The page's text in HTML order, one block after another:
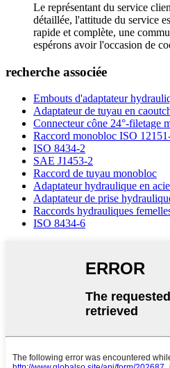
Le représentant du service
détaillée, l'attitude du service
rapide et complète, une
espérons avoir l'occasion de
recherche associée
Embouts d'adaptateur
Adaptateur de tuyau en
Connecteur cône 24°-filetage
Raccord monobloc ISO
ISO 8434-2
SAE J1453-2
Raccord de tuyau monobloc
Adaptateur hydraulique en
Adaptateur de prise
Raccords hydrauliques
ISO 8434-6